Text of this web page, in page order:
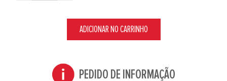
ADICIONAR NO CARRINHO
PEDIDO DE INFORMAÇÃO